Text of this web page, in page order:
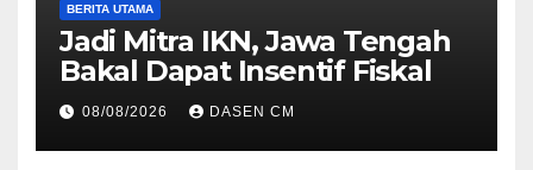
BERITA UTAMA
Jadi Mitra IKN, Jawa Tengah
Bakal Dapat Insentif Fiskal
08/08/2026 DASEN CM